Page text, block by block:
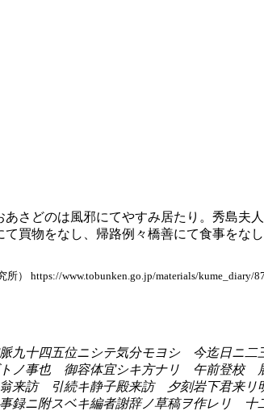
さどのは風邪にてやすみ居たり。秀島夫
買物をなし、帰路例々橋善にて食事をなし
https://www.tobunken.go.jp/materials/kume_diary/
十四五位ニシテ気分モヨシ 今迄日ニ
トノ事也 御容体宜シキ方ナリ 午前登
来訪 引続キ静子殿来訪 夕刻岩下君来リ
録ニ附スベキ編者謝辞ノ草稿ヲ作レリ